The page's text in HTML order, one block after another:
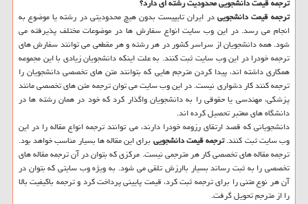
ترجمه قیمت دانشجوییدر ایران تایپیست بدون هیچ محدودیتی در رشته یا موضوع به
انجام می رسد. در این وب سایت انواع سفارش ها در موضوعات مختلف پذیرفته می
شود. همه دانشجویان از سراسر کشور در هر رشته و هر مقطعی می توانند سفارش های
ترجمه خودرا در این وب سایت ثبت کنند. به علت اینکه دانشجویان زیادی با این مجموعه
همکاری داشته اند، پیدا کردن مترجم هایی که بتوانند متن های تخصصی دانشجویان را
ترجمه کنند کار دشواری نیست. در این وب سایت می توان ترجمه متن های تخصصی مانند
پزشکی، مهندسی یا حقوقی را به دانشجویان واگذار کرد که خود در همان رشته ها در
دانشگاه های معتبر تحصیل کرده اند.
دانشجویانی که قصد ارتقای رزومه خودرا دارند، می توانند ترجمه انواع مقاله را در این
وب سایت ثبت کنند.ترجمه قیمت دانشجوییبرای این مقاله ها بسیار مناسب خواهد بود.
ترجمه مقاله های تخصصی کار هر مترجمی نیست. مرکزی که بتوان در آن ترجمه مقاله های
تخصصی را به ثبت رساند بسیار باارزش تلقی می شود. به ویژه وب سایتی که بتوان در
آن هر نوع متنی را برای ترجمه ثبت کرد، قیمت پایینی پرداخت کرد و ترجمه باکیفیت بالا
را از مترجم تحویل گرفت.